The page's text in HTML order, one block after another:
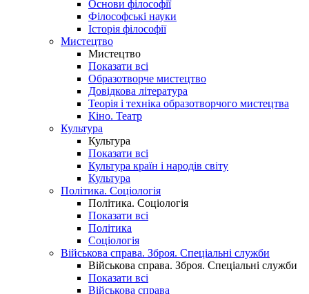
Основи філософії
Філософські науки
Історія філософії
Мистецтво
Мистецтво
Показати всі
Образотворче мистецтво
Довідкова література
Теорія і техніка образотворчого мистецтва
Кіно. Театр
Культура
Культура
Показати всі
Культура країн і народів світу
Культура
Політика. Соціологія
Політика. Соціологія
Показати всі
Політика
Соціологія
Військова справа. Зброя. Спеціальні служби
Військова справа. Зброя. Спеціальні служби
Показати всі
Військова справа